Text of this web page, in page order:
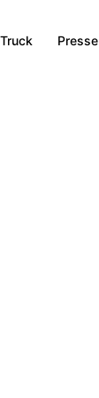
Presse